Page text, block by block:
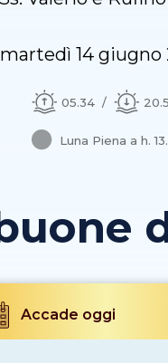
martedì 14 giugno
05.34
Luna Piena a h.
Accade oggi